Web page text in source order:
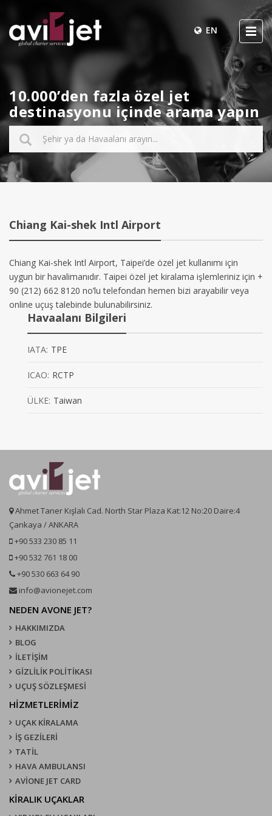
EN
10.000’den fazla özel jet
destinasyonu içinde arama yapın
Chiang Kai-shek Intl Airport
Chiang Kai-shek Intl Airport, Taipei’de özel jet kullanımı için
uygun bir havalimanıdır. Taipei özel jet kiralama işlemleriniz için +
90 (212) 662 8120 no’lu telefondan hemen bizi arayabilir veya
online uçuş talebinde bulunabilirsiniz.
Havaalanı Bilgileri
IATA: TPE
ICAO: RCTP
ÜLKE: Taiwan
Ahmet Taner Kışlalı Cad. North Star Plaza Kat:12 No:20 Daire:4
Çankaya / ANKARA
+90 533 230 85 11
+90 532 761 18 00
+90 530 663 64 90
info@avionejet.com
NEDEN AVONE JET?
HAKKIMIZDA
BLOG
İLETİŞİM
GİZLİLİK POLİTİKASI
UÇUŞ SÖZLEŞMESI
HİZMETLERİMİZ
UÇAK KIRALAMA
İŞ GEZİLERİ
TATİL
HAVA AMBULANSI
AVİONE JET CARD
KIRALIK UÇAKLAR